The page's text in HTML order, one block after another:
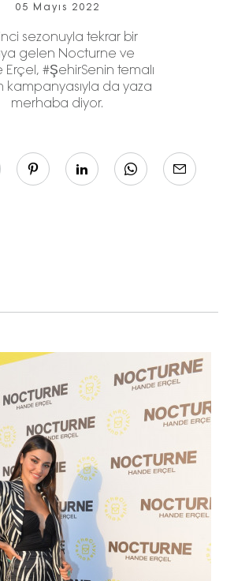
05 Mayıs 2022
sezonuyla tekrar bir
gelen Nocturne ve
Erçel, #ŞehirSenin temalı
kampanyasıyla da yaza
merhaba diyor.